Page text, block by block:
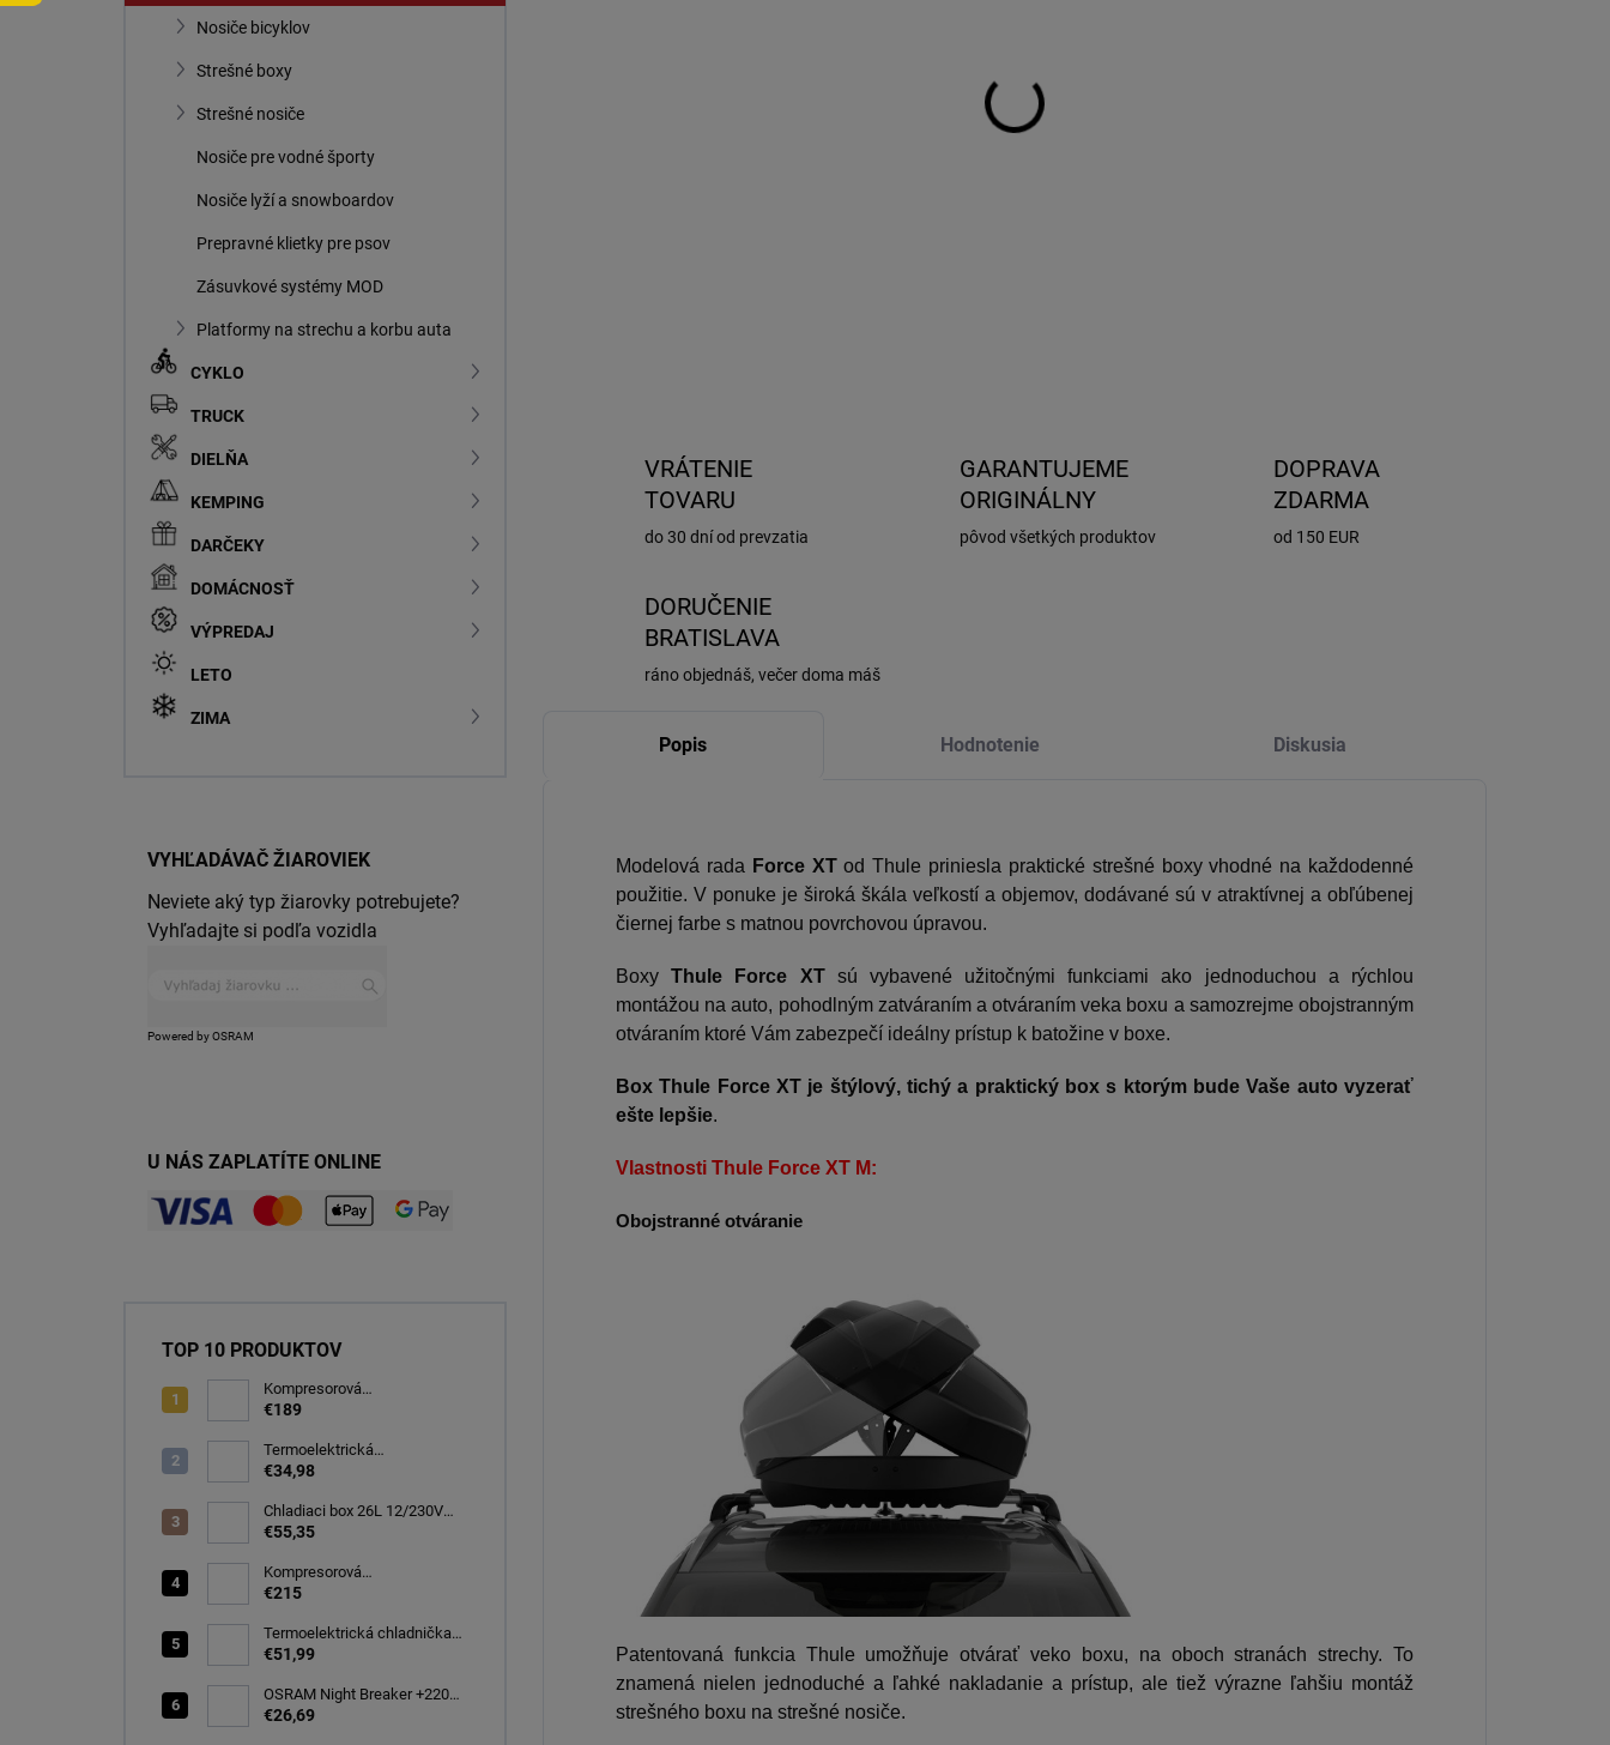
n
Nosiče bicyklov
Strešné boxy
Strešné nosiče
Nosiče pre vodné športy
Nosiče lyží a snowboardov
Prepravné klietky pre psov
Zásuvkové systémy MOD
Platformy na strechu a korbu auta
CYKLO
TRUCK
DIELŇA
KEMPING
DARČEKY
DOMÁCNOSŤ
VÝPREDAJ
LETO
ZIMA
VYHĽADÁVAČ ŽIAROVIEK
Neviete aký typ žiarovky potrebujete?
Vyhľadajte si podľa vozidla
Powered by OSRAM
U NÁS ZAPLATÍTE ONLINE
TOP 10 PRODUKTOV
Kompresorová
autochladnička 32 litrov, -20C
€189
Termoelektrická
autochladnička 8 l
€34,98
Chladiaci box 26L 12/230V
autochladnička, modrá
€55,35
Kompresorová
autochladnička 40 litrov, -22C
€215
Termoelektrická chladnička
CARFACE 29 litrov -20C
€51,99
OSRAM Night Breaker +220%
H7 PX26d 12V 55W BOX
€26,69
DORUČENIA
VRÁTENIE
TOVARU
do 30 dní od prevzatia
GARANTUJEME
ORIGINÁLNY
pôvod všetkých produktov
DOPRAVA
ZDARMA
od 150 EUR
DORUČENIE
BRATISLAVA
ráno objednáš, večer doma máš
Popis Hodnotenie Diskusia
Modelová rada Force XTod Thule priniesla praktické strešné boxy vhodné na každodenné
použitie. V ponuke je široká škála veľkostí a objemov, dodávané sú v atraktívnej a obľúbenej
čiernej farbe s matnou povrchovou úpravou.
BoxyThule Force XTsú vybavené užitočnými funkciami ako jednoduchou a rýchlou
montážou na auto, pohodlným zatváraním a otváraním veka boxu a samozrejme obojstranným
otváraním ktoré Vám zabezpečí ideálny prístup k batožine v boxe.
Box Thule Force XT je štýlový, tichý a praktický box s ktorým bude Vaše auto vyzerať
ešte lepšie.
Vlastnosti Thule Force XT M:
Obojstranné otváranie
Patentovaná funkcia Thule umožňuje otvárať veko boxu, na oboch stranách strechy. To
znamená nielen jednoduché a ľahké nakladanie a prístup, ale tiež výrazne ľahšiu montáž
strešného boxu na strešné nosiče.